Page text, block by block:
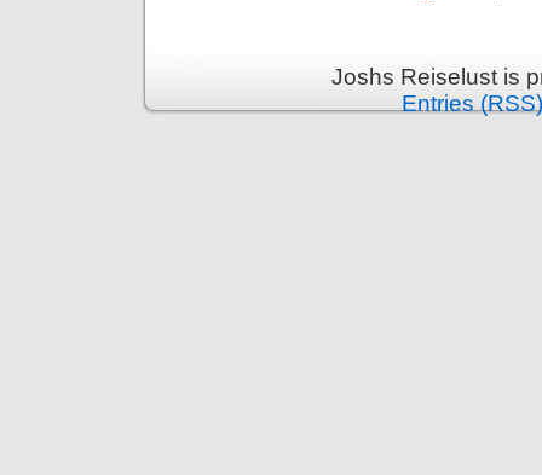
Joshs Reiselust is
Entries (RSS)